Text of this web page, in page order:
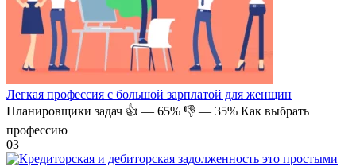
Легкая профессия с большой зарплатой для женщин
Планировщики задач 👍 — 65% 👎 — 35% Как выбрать
профессию
03